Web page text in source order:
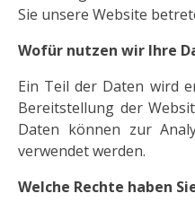
Sie unsere Website
Wofür nutzen wir Ihre
Ein Teil der Daten wird
Bereitstellung der
Daten können zur
verwendet werden.
Welche Rechte haben